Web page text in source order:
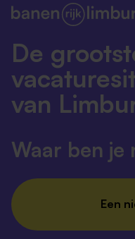
De
van
Waar ben je
Een